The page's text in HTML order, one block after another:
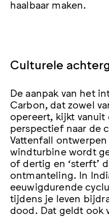
haalbaar maken.
Culturele
De aanpak van het
Carbon, dat zowel
opereert, kijkt vanuit
perspectief naar de
Vattenfall ontwerpen
windturbine wordt
of dertig en ‘sterft’
ontmanteling. In
eeuwigdurende
tijdens je leven
dood. Dat geldt ook